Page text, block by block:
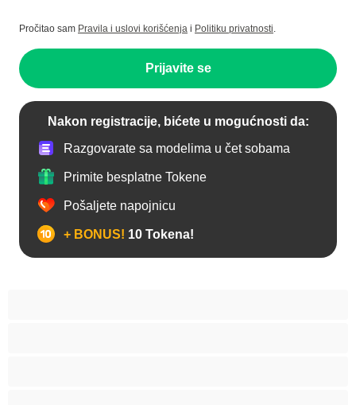
Pročitao sam Pravila i uslovi korišćenja i Politiku privatnosti.
Prijavite se
Nakon registracije, bićete u mogućnosti da:
Razgovarate sa modelima u čet sobama
Primite besplatne Tokene
Pošaljete napojnicu
+ BONUS! 10 Tokena!